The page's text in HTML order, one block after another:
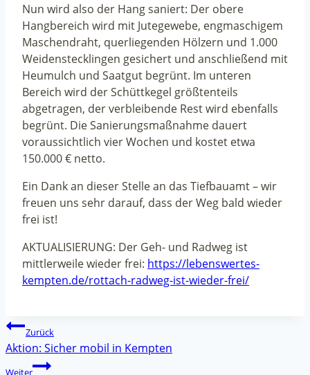
Nun wird also der Hang saniert: Der obere
Hangbereich wird mit Jutegewebe, engmaschigem
Maschendraht, querliegenden Hölzern und 1.000
Weidenstecklingen gesichert und anschließend mit
Heumulch und Saatgut begrünt. Im unteren
Bereich wird der Schüttkegel größtenteils
abgetragen, der verbleibende Rest wird ebenfalls
begrünt. Die Sanierungsmaßnahme dauert
voraussichtlich vier Wochen und kostet etwa
150.000 € netto.
Ein Dank an dieser Stelle an das Tiefbauamt – wir
freuen uns sehr darauf, dass der Weg bald wieder
frei ist!
AKTUALISIERUNG: Der Geh- und Radweg ist
mittlerweile wieder frei: https://lebenswertes-
kempten.de/rottach-radweg-ist-wieder-frei/
Beitragsnavigation
Zurück
Aktion: Sicher mobil in Kempten
Weiter